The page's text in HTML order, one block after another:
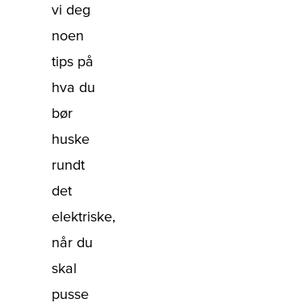
vi deg
noen
tips på
hva du
bør
huske
rundt
det
elektriske,
når du
skal
pusse